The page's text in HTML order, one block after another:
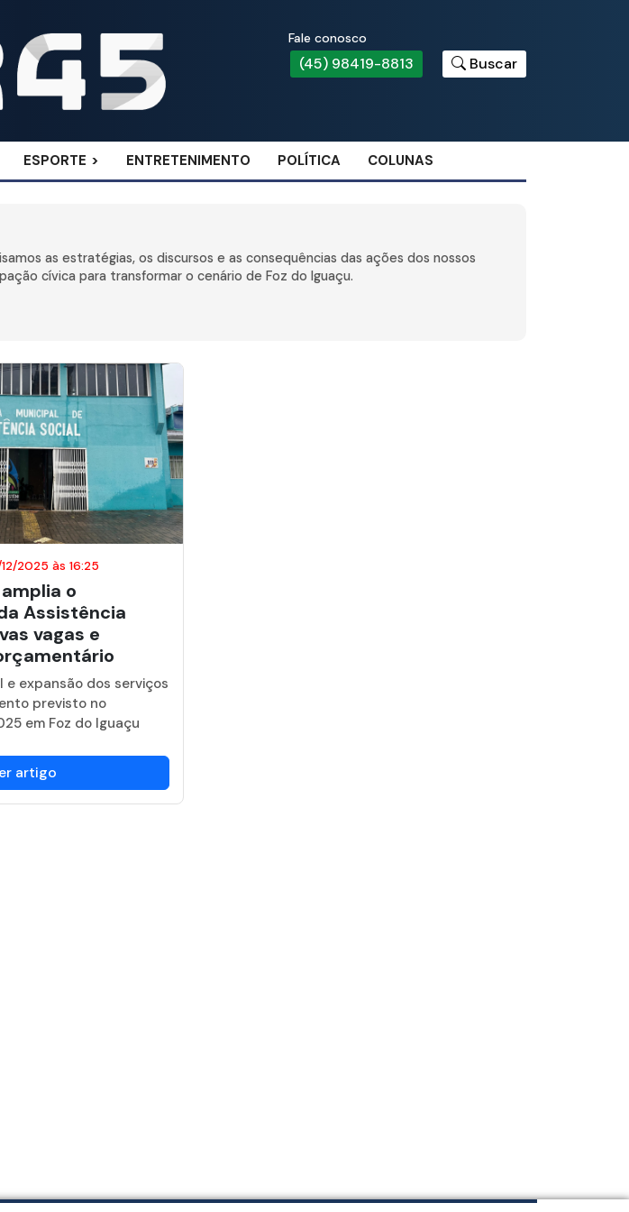
Fale conosco
(45) 98419-8813 Buscar
ESPORTE ENTRETENIMENTO POLÍTICA COLUNAS
as estratégias, os discursos e as consequências das ações dos nossos
cívica para transformar o cenário de Foz do Iguaçu.
12/2025 às 16:25
o
Assistência
vagas e
e expansão dos serviços
previsto no
em Foz do Iguaçu
artigo